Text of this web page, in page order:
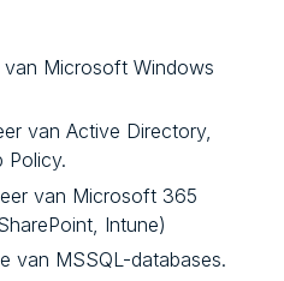
Microsoft Windows
van Active Directory,
Policy.
van Microsoft 365
Intune)
van MSSQL-databases.